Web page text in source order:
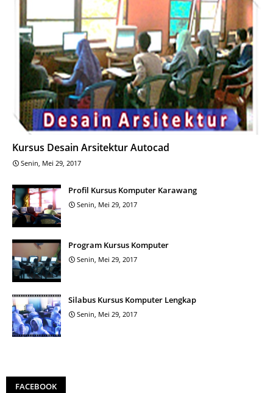
Kursus Desain Arsitektur Autocad
Senin, Mei 29, 2017
Profil Kursus Komputer Karawang
Senin, Mei 29, 2017
Program Kursus Komputer
Senin, Mei 29, 2017
Silabus Kursus Komputer Lengkap
Senin, Mei 29, 2017
FACEBOOK